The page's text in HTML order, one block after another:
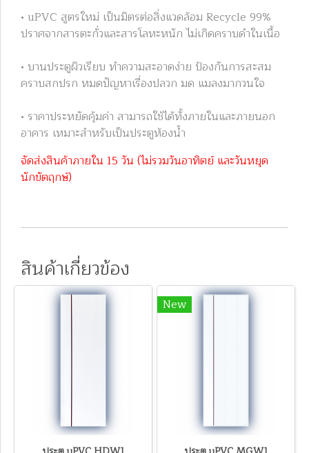
• uPVC สูตรใหม่ เป็นมิตรต่อสิ่งแวดล้อม Recycle 99%
ปราศจากสารตะกั่วและสารโลหะหนัก ไม่เกิดคราบดำในเนื้อ
• บานประตูผิวเรียบ ทำความสะอาดง่าย ป้องกันการสะสม
คราบสกปรก หมดปัญหาเรื่องปลวก มด แมลงมากวนใจ
• ราคาประหยัดคุ้มค่า สามารถใช้ได้ทั้งภายในและภายนอก
อาคาร เหมาะสำหรับเป็นประตูห้องน้ำ
จัดส่งสินค้าภายใน 15 วัน (ไม่รวมวันอาทิตย์ และวันหยุด
นักขัตฤกษ์)
สินค้าเกี่ยวข้อง
New